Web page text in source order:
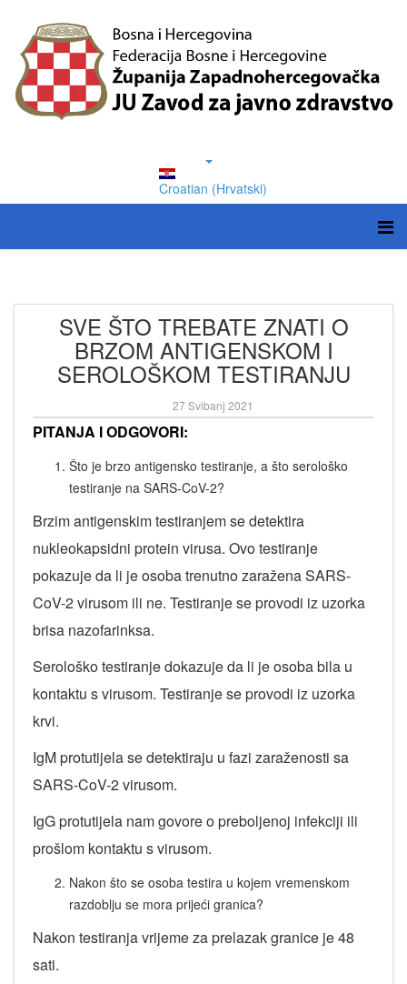
Croatian (Hrvatski)
SVE ŠTO TREBATE ZNATI O
BRZOM ANTIGENSKOM I
SEROLOŠKOM TESTIRANJU
27 Svibanj 2021
PITANJA I ODGOVORI:
Što je brzo antigensko testiranje, a što serološko
testiranje na SARS-CoV-2?
Brzim antigenskim testiranjem se detektira
nukleokapsidni protein virusa. Ovo testiranje
pokazuje da li je osoba trenutno zaražena SARS-
CoV-2 virusom ili ne. Testiranje se provodi iz uzorka
brisa nazofarinksa.
Serološko testiranje dokazuje da li je osoba bila u
kontaktu s virusom. Testiranje se provodi iz uzorka
krvi.
IgM protutijela se detektiraju u fazi zaraženosti sa
SARS-CoV-2 virusom.
IgG protutijela nam govore o preboljenoj infekciji ili
prošlom kontaktu s virusom.
Nakon što se osoba testira u kojem vremenskom
razdoblju se mora prijeći granica?
Nakon testiranja vrijeme za prelazak granice je 48
sati.